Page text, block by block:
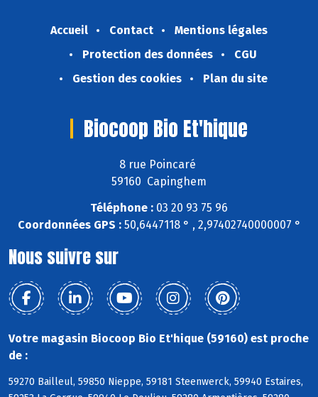
Accueil Contact
Mentions légales
Protection des données
CGU
Gestion des cookies
Plan du site
Biocoop Bio Et'hique
8 rue Poincaré
59160 Capinghem
Téléphone : 03 20 93 75 96
Coordonnées GPS :50,6447118 ° , 2,97402740000007 °
Nous suivre sur
Votre magasin Biocoop Bio Et'hique (59160) est proche
de :
59270 Bailleul, 59850 Nieppe, 59181 Steenwerck, 59940 Estaires,